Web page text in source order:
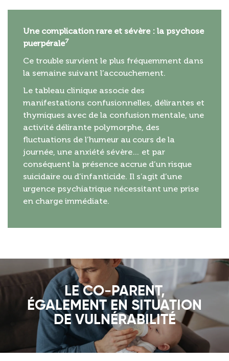
Une complication rare et sévère : la psychose
puerpérale7
Ce trouble survient le plus fréquemment dans
la semaine suivant l’accouchement.
Le tableau clinique associe des
manifestations confusionnelles, délirantes et
thymiques avec de la confusion mentale, une
activité délirante polymorphe, des
fluctuations de l’humeur au cours de la
journée, une anxiété sévère… et par
conséquent la présence accrue d’un risque
suicidaire ou d’infanticide. Il s’agit d’une
urgence psychiatrique nécessitant une prise
en charge immédiate.
LE CO-PARENT,
ÉGALEMENT EN SITUATION
DE VULNÉRABILITÉ